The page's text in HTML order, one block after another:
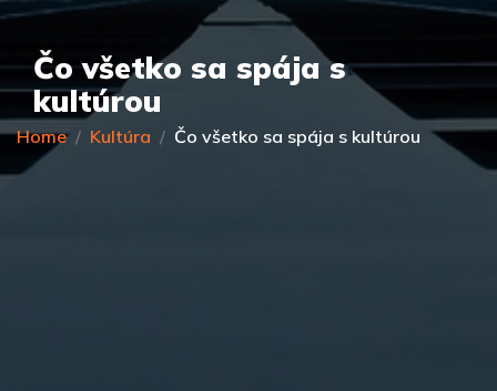
Čo všetko sa spája s
kultúrou
Home Kultúra Čo všetko sa spája s kultúrou